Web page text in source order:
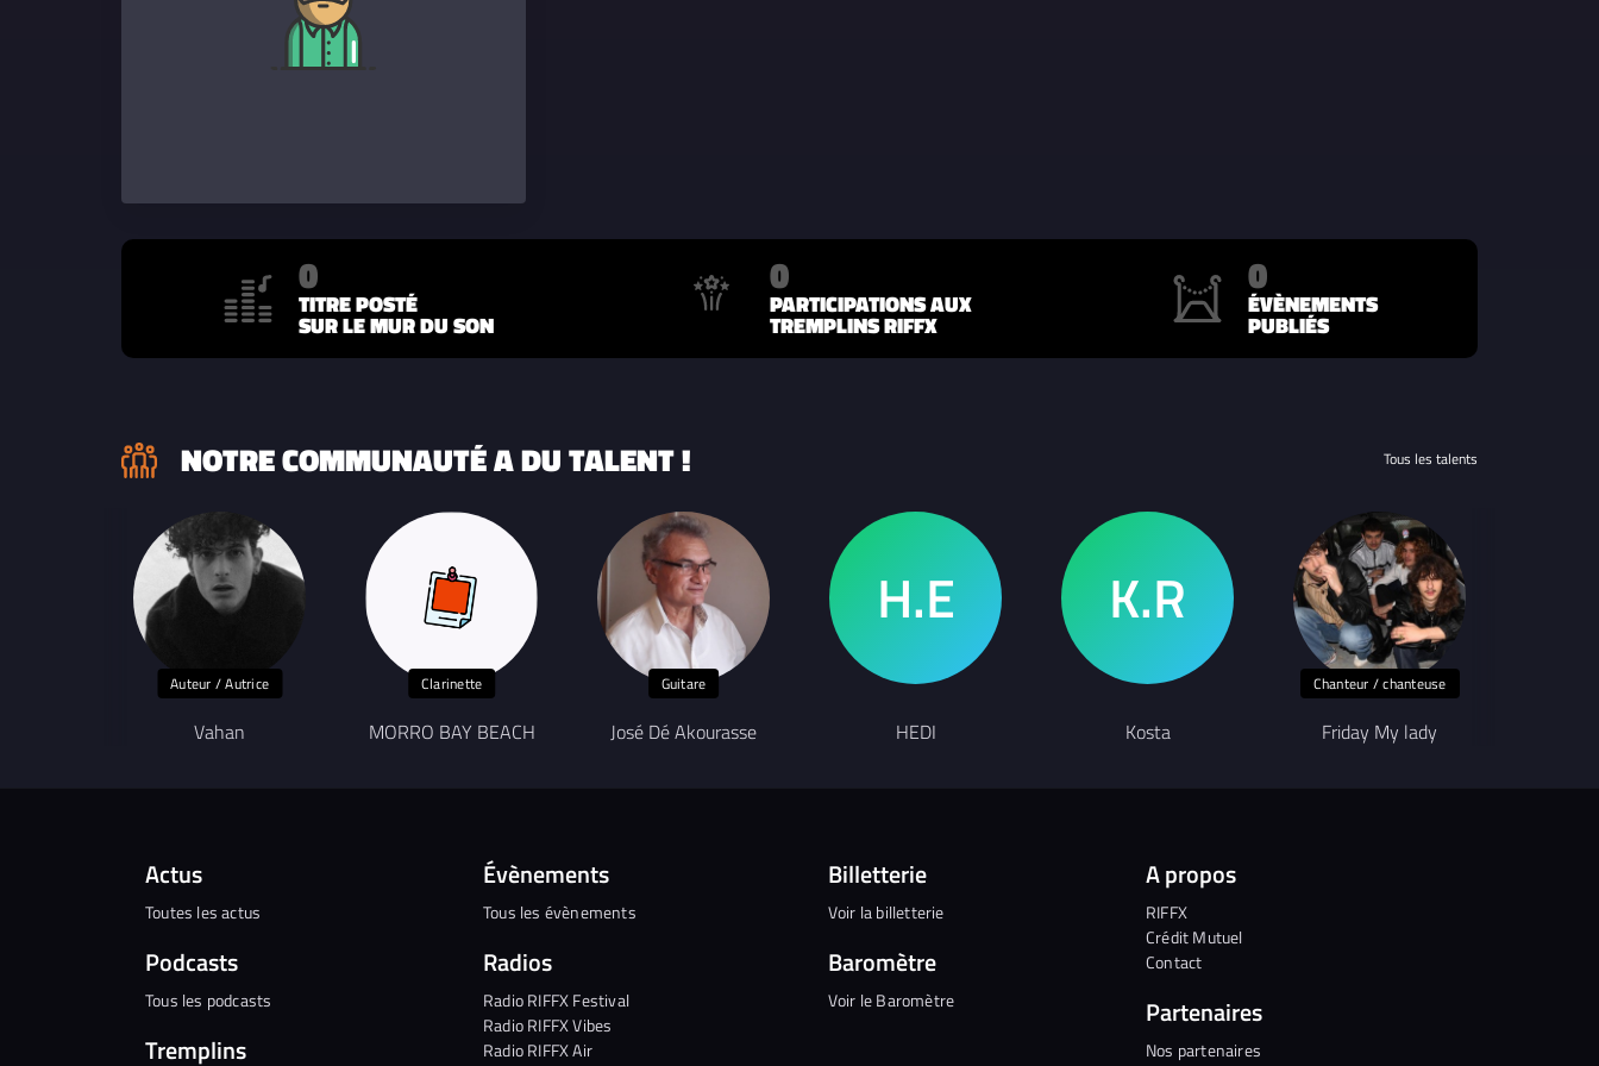
0
TITRE POSTÉ
SUR LE MUR DU SON
0
PARTICIPATIONS AUX
TREMPLINS RIFFX
0
ÉVÈNEMENTS
PUBLIÉS
NOTRE COMMUNAUTÉ A DU TALENT ! Tous les talents
Auteur / Autrice
Vahan
Clarinette
MORRO BAY BEACH
Guitare
José Dé Akourasse HEDI Kosta
Chanteur / chanteuse
Friday My lady
Actus
Toutes les actus
Podcasts
Tous les podcasts
Tremplins
Évènements
Tous les évènements
Radios
Radio RIFFX Festival
Radio RIFFX Vibes
Radio RIFFX Air
Billetterie
Voir la billetterie
Baromètre
Voir le Baromètre
A propos
RIFFX
Crédit Mutuel
Contact
Partenaires
Nos partenaires